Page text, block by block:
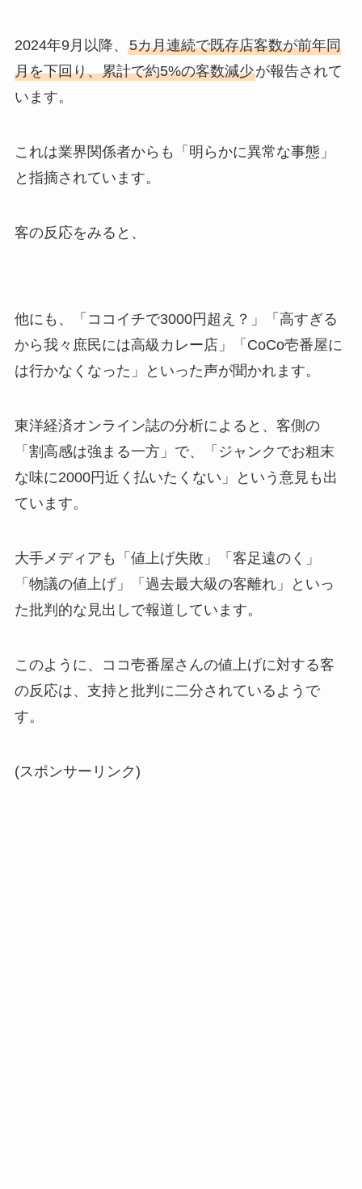
2024年9月以降、 5カ月連続で既存店客数が前年同
月を下回り、累計で約5%の客数減少が報告されて
います。
これは業界関係者からも「明らかに異常な事態」
と指摘されています。
客の反応をみると、
他にも、「ココイチで3000円超え？」「高すぎる
から我々庶民には高級カレー店」「CoCo壱番屋に
は行かなくなった」といった声が聞かれます。
東洋経済オンライン誌の分析によると、客側の
「割高感は強まる一方」で、「ジャンクでお粗末
な味に2000円近く払いたくない」という意見も出
ています。
大手メディアも「値上げ失敗」「客足遠のく」
「物議の値上げ」「過去最大級の客離れ」といっ
た批判的な見出しで報道しています。
このように、ココ壱番屋さんの値上げに対する客
の反応は、支持と批判に二分されているようで
す。
(スポンサーリンク)